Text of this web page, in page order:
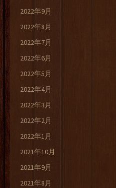
2022年9月
2022年8月
2022年7月
2022年6月
2022年5月
2022年4月
2022年3月
2022年2月
2022年1月
2021年10月
2021年9月
2021年8月